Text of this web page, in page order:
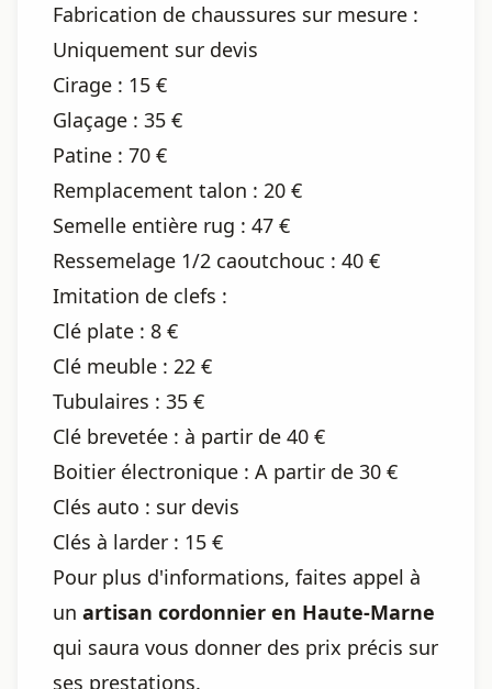
Fabrication de chaussures sur mesure :
Uniquement sur devis
Cirage : 15 €
Glaçage : 35 €
Patine : 70 €
Remplacement talon : 20 €
Semelle entière rug : 47 €
Ressemelage 1/2 caoutchouc : 40 €
Imitation de clefs :
Clé plate : 8 €
Clé meuble : 22 €
Tubulaires : 35 €
Clé brevetée : à partir de 40 €
Boitier électronique : A partir de 30 €
Clés auto : sur devis
Clés à larder : 15 €
Pour plus d'informations, faites appel à
un artisan cordonnier en Haute-Marne
qui saura vous donner des prix précis sur
ses prestations.